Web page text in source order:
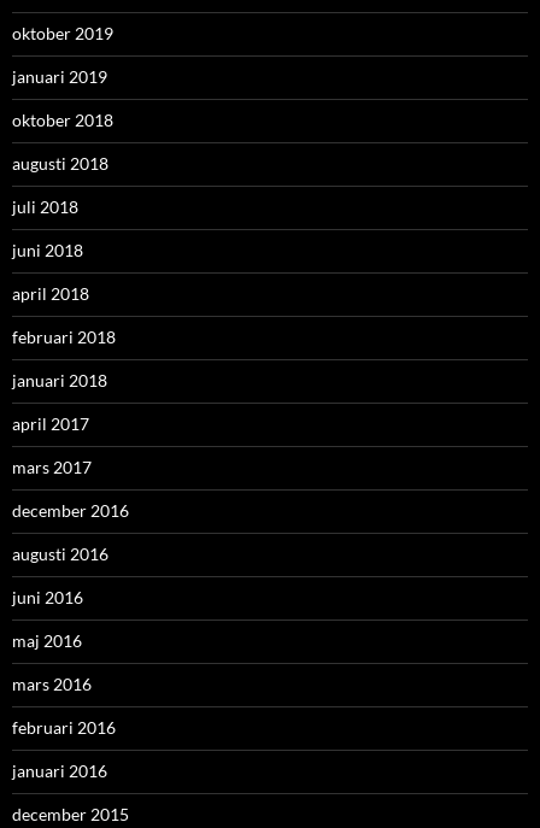
oktober 2019
januari 2019
oktober 2018
augusti 2018
juli 2018
juni 2018
april 2018
februari 2018
januari 2018
april 2017
mars 2017
december 2016
augusti 2016
juni 2016
maj 2016
mars 2016
februari 2016
januari 2016
december 2015